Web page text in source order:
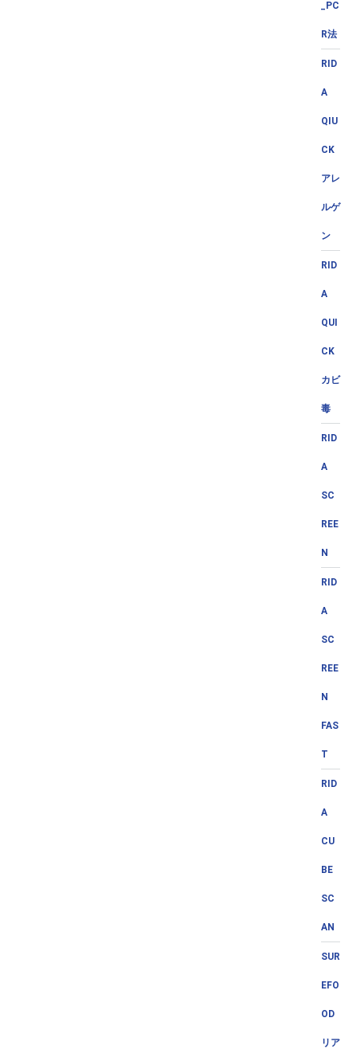
_PC
R法
RID
A
QIU
CK
アレ
ルゲ
ン
RID
A
QUI
CK
カビ
毒
RID
A
SC
REE
N
RID
A
SC
REE
N
FAS
T
RID
A
CU
BE
SC
AN
SUR
EFO
OD
リア